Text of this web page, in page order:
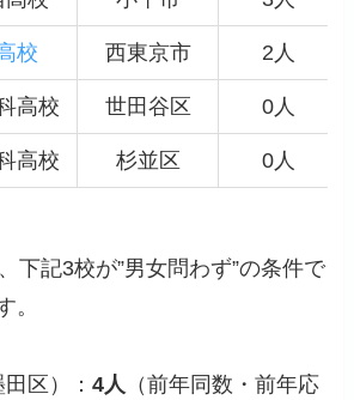
校 西東京市 2人
高校 世田谷区 0人
高校 杉並区 0人
下記3校が”男女問わず”の条件で
。
田区）：4人 （前年同数・前年応